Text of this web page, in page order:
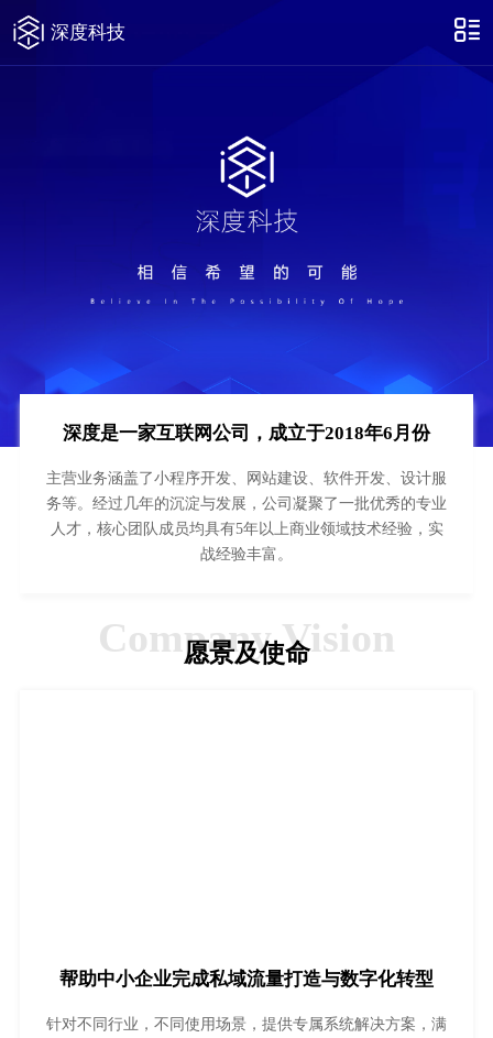
深度科技
深度是一家互联网公司，成立于2018年6月份
主营业务涵盖了小程序开发、网站建设、软件开发、设计服
务等。经过几年的沉淀与发展，公司凝聚了一批优秀的专业
人才，核心团队成员均具有5年以上商业领域技术经验，实
战经验丰富。
Company Vision
愿景及使命
帮助中小企业完成私域流量打造与数字化转型
针对不同行业，不同使用场景，提供专属系统解决方案，满